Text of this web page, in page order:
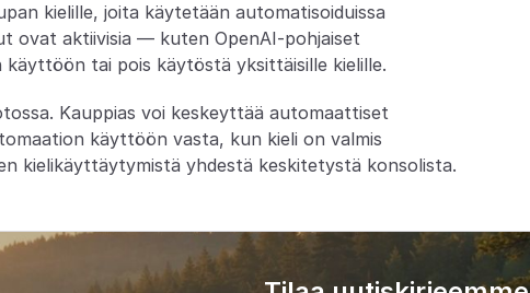
kielille, joita käytetään automatisoiduissa
ovat aktiivisia — kuten OpenAI-pohjaiset
tai pois käytöstä yksittäisille kielille.
Kauppias voi keskeyttää automaattiset
käyttöön vasta, kun kieli on valmis
kielikäyttäytymistä yhdestä keskitetystä konsolista.